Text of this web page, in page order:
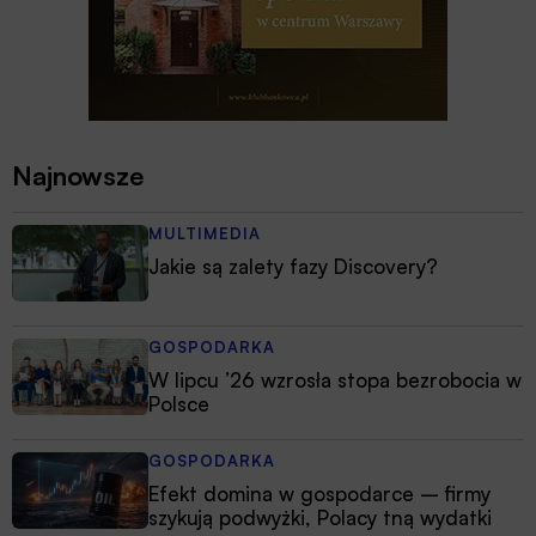
Najnowsze
MULTIMEDIA
Jakie są zalety fazy Discovery?
GOSPODARKA
W lipcu ’26 wzrosła stopa bezrobocia w
Polsce
GOSPODARKA
Efekt domina w gospodarce – firmy
szykują podwyżki, Polacy tną wydatki